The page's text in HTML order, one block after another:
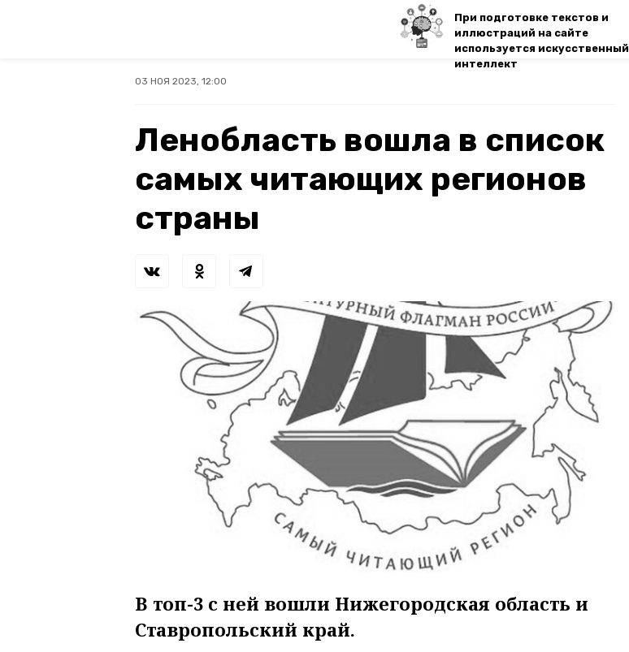
При подготовке текстов и
иллюстраций на сайте
используется искусственный
интеллект
03 НОЯ 2023, 12:00
Ленобласть вошла в список
самых читающих регионов
страны
В топ-3 с ней вошли Нижегородская область и
Ставропольский край.